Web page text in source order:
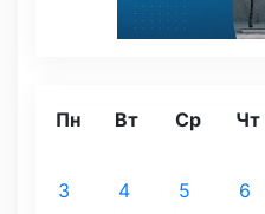
Пн Вт Ср Чт
3
4 5 6